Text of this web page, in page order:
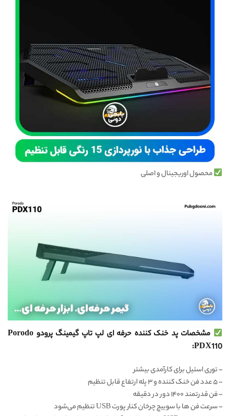
محصول اوریجینال و اصلی
مشخصات پد خنک کننده حرفه ای لپ تاپ گیمینگ پرودو Porodo
PDX110:
– توری استیل برای کارآمدی بیشتر
– ۵ عدد فن خنک کننده و ۳ پله ارتفاع قابل تنظیم
– فن قدرتمند ۱۴۰۰ دور در دقیقه
– سرعت فن ها با سوییچ چرخان کنار پورت USB تنظیم می‌شود